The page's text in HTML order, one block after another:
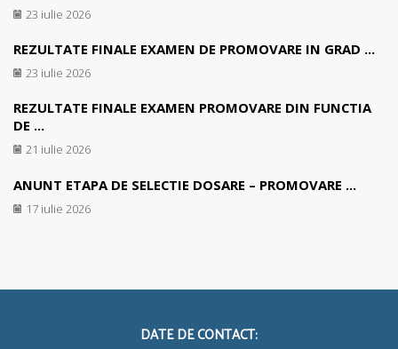
23 iulie 2026
REZULTATE FINALE EXAMEN DE PROMOVARE IN GRAD ...
23 iulie 2026
REZULTATE FINALE EXAMEN PROMOVARE DIN FUNCTIA
DE ...
21 iulie 2026
ANUNT ETAPA DE SELECTIE DOSARE – PROMOVARE ...
17 iulie 2026
DATE DE CONTACT: